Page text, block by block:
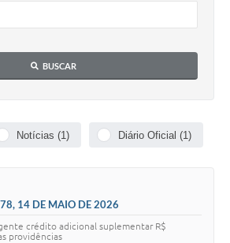
BUSCAR
Notícias (1) Diário Oficial (1)
14 DE MAIO DE 2026
crédito adicional suplementar R$
providências